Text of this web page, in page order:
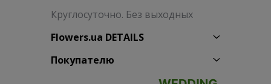
Круглосуточно. Без выходных
Flowers.ua DETAILS
Покупателю